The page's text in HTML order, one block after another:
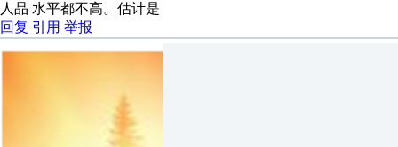
人品 水平都不高。估计是
回复 引用 举报